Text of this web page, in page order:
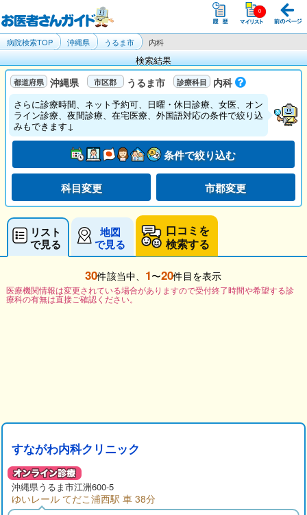
病院検索TOP 沖縄県 うるま市 内科
検索結果
沖縄県 うるま市 内科
さらに診療時間、ネット予約可、日曜・休日診療、女医、オン
ライン診療、夜間診療、在宅医療、外国語対応の条件で絞り込
みもできます↓
条件で絞り込む
科目変更 市郡変更
リスト
で見る
地図
で見る
口コミを
検索する
30件該当中、 1〜20件目を表示
医療機関情報は変更されている場合がありますので受付終了時間や希望する診
療科の有無は直接ご確認ください。
すながわ内科クリニック
沖縄県うるま市江洲600-5
ゆいレール てだこ浦西駅 車 38分